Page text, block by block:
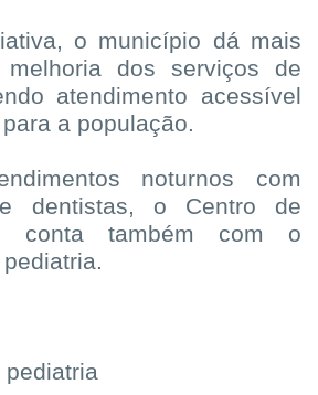
o município dá mais
dos serviços de
atendimento acessível
a população.
noturnos com
dentistas, o Centro de
conta também com o
pediatria